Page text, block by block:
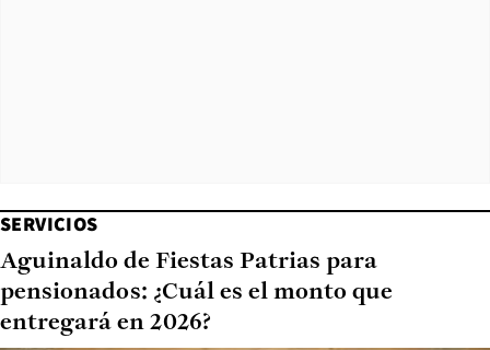
SERVICIOS
Aguinaldo de Fiestas Patrias para
pensionados: ¿Cuál es el monto que
entregará en 2026?